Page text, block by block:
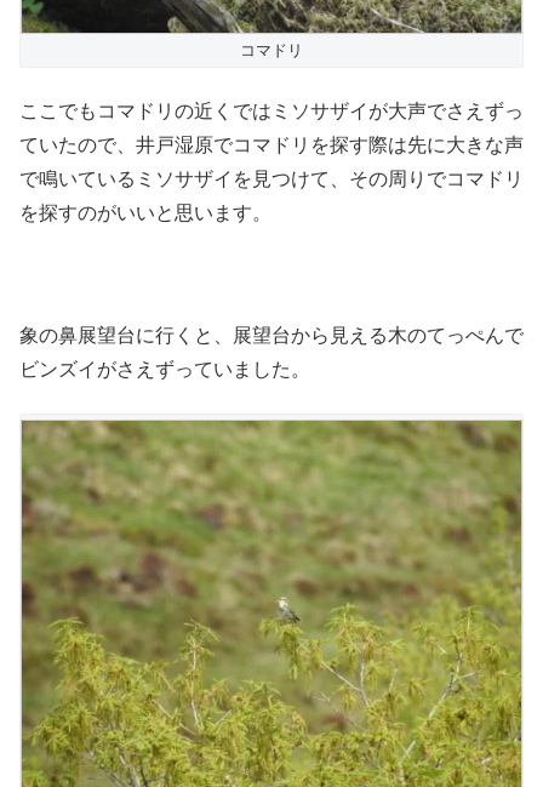
コマドリ
ここでもコマドリの近くではミソサザイが大声でさえずっ
ていたので、井戸湿原でコマドリを探す際は先に大きな声
で鳴いているミソサザイを見つけて、その周りでコマドリ
を探すのがいいと思います。
象の鼻展望台に行くと、展望台から見える木のてっぺんで
ビンズイがさえずっていました。